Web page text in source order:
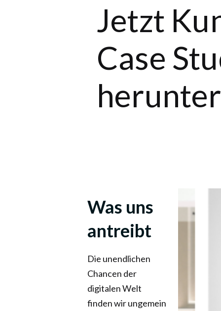
Jetzt
Case
Was uns
antreibt
Die unendlichen
Chancen der
digitalen Welt
finden wir ungemein